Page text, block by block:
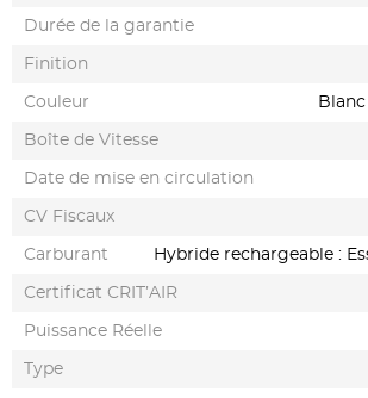
Durée de la garantie
Finition
Couleur
Boîte de Vitesse
Date de mise en circulation
CV Fiscaux
Carburant Hybride rechargeable :
Certificat CRIT’AIR
Puissance Réelle
Type